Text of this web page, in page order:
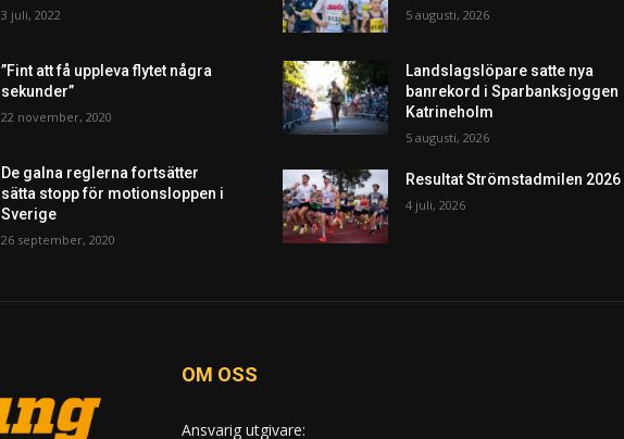
3 juli, 2022
”Fint att få uppleva flytet några
sekunder”
22 november, 2020
De galna reglerna fortsätter
sätta stopp för motionsloppen i
Sverige
26 september, 2020
5 augusti, 2026
Landslagslöpare satte nya
banrekord i Sparbanksjoggen
Katrineholm
5 augusti, 2026
Resultat Strömstadmilen 2026
4 juli, 2026
OM OSS
Ansvarig utgivare: